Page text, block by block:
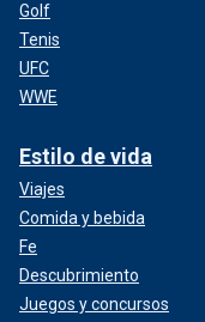
Golf
Tenis
UFC
WWE
Estilo de vida
Viajes
Comida y bebida
Fe
Descubrimiento
Juegos y concursos